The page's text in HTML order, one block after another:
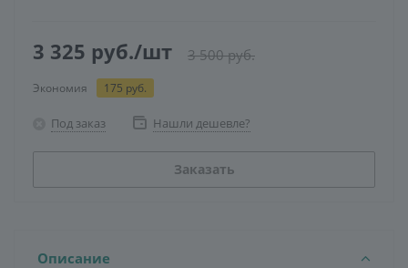
3 325 руб./шт 3 500руб.
Экономия 175 руб.
Под заказ Нашли дешевле?
Заказать
Описание